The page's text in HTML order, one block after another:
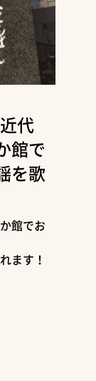
代
館で
を歌
館でお
ます！